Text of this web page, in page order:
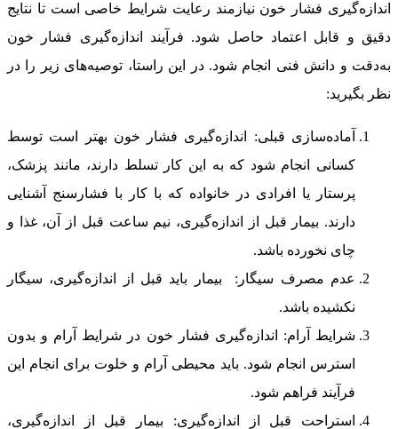
اندازه‌گیری فشار خون نیازمند رعایت شرایط خاصی است تا نتایج
دقیق و قابل اعتماد حاصل شود. فرآیند اندازه‌گیری فشار خون
به‌دقت و دانش فنی انجام شود. در این راستا، توصیه‌های زیر را در
نظر بگیرید:
آماده‌سازی قبلی: اندازه‌گیری فشار خون بهتر است توسط
کسانی انجام شود که به این کار تسلط دارند، مانند پزشک،
پرستار یا افرادی در خانواده که با کار با فشارسنج آشنایی
دارند. بیمار قبل از اندازه‌گیری، نیم ساعت قبل از آن، غذا و
چای نخورده باشد.
عدم مصرف سیگار: بیمار باید قبل از اندازه‌گیری، سیگار
نکشیده باشد.
شرایط آرام: اندازه‌گیری فشار خون در شرایط آرام و بدون
استرس انجام شود. باید محیطی آرام و خلوت برای انجام این
فرآیند فراهم شود.
استراحت قبل از اندازه‌گیری: بیمار قبل از اندازه‌گیری،